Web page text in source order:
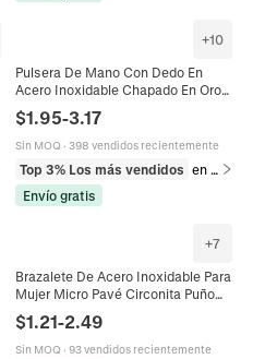
+10
Pulsera De Mano Con Dedo En
Acero Inoxidable Chapado En Oro
18K Circonita Para Mujer Estilo Ins
Joyería Minimalista Bohemia
$1.95-3.17
Sin MOQ · 398 vendidos recientemente
Top 3% Los más vendidos
en Pulseras
Envío gratis
+7
Brazalete De Acero Inoxidable Para
Mujer Micro Pavé Circonita Puño
Con Bisagra Joyería De Lujo
Elegante
$1.21-2.49
Sin MOQ · 93 vendidos recientemente